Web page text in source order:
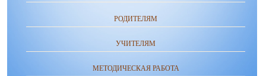
РОДИТЕЛЯМ
УЧИТЕЛЯМ
МЕТОДИЧЕСКАЯ РАБОТА